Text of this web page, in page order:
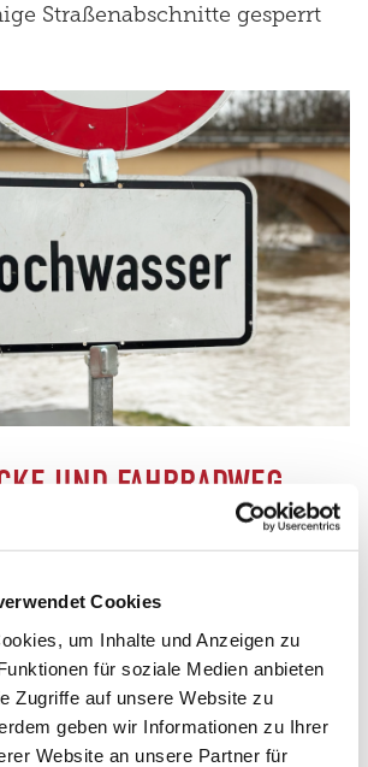
Cookies
um Inhalte und Anzeigen zu
für soziale Medien anbieten
Zugriffe auf unsere Website zu
geben wir Informationen zu Ihrer
Website an unsere Partner für
Straßenabschnitte gesperrt
UND FAHRRADWEG
BETROFFEN
letzten Tage macht sich zum
hat der Main die
1 erreicht. Eine konkrete Gefahr
besteht deshalb zwar nicht, allerdings
im Stadtgebiet aus
vollgesperrt werden. Betroffen sind